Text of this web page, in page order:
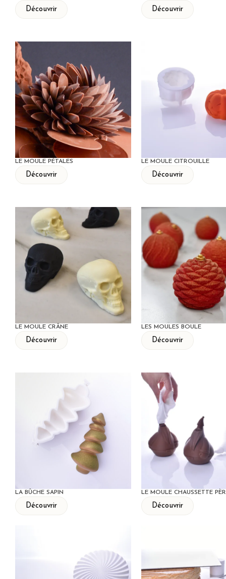
Découvrir Découvrir
LE MOULE PÉTALES
Découvrir
LE MOULE CITROUILLE
Découvrir
LE MOULE CRÂNE
Découvrir
LES MOULES BOULE
Découvrir
LA BÛCHE SAPIN
Découvrir
LE MOULE CHAUSSETTE
Découvrir